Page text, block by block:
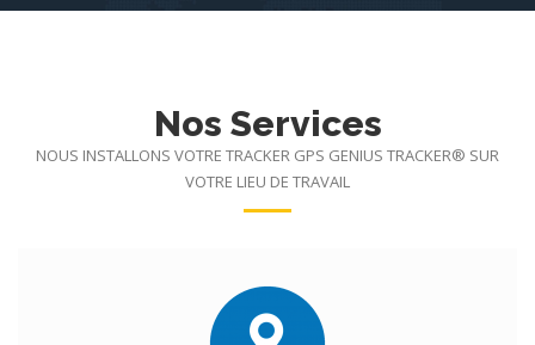
Nos Services
NOUS INSTALLONS VOTRE TRACKER GPS GENIUS TRACKER® SUR
VOTRE LIEU DE TRAVAIL